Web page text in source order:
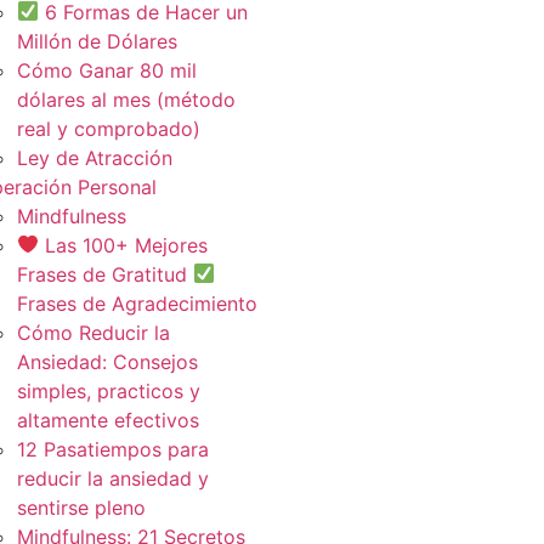
6 Formas de Hacer un
Millón de Dólares
Cómo Ganar 80 mil
dólares al mes (método
real y comprobado)
Ley de Atracción
Personal
Mindfulness
Las 100+ Mejores
Frases de Gratitud
Frases de Agradecimiento
Cómo Reducir la
Ansiedad: Consejos
simples, practicos y
altamente efectivos
12 Pasatiempos para
reducir la ansiedad y
sentirse pleno
Mindfulness: 21 Secretos